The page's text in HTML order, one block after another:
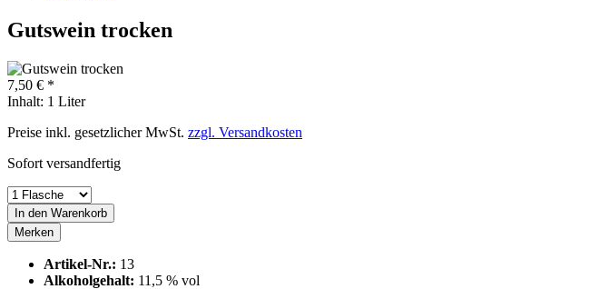
Gutswein trocken
7,50 € *
Inhalt: 1 Liter
Preise inkl. gesetzlicher MwSt. zzgl. Versandkosten
Sofort versandfertig
In den Warenkorb
Merken
Artikel-Nr.: 13
Alkoholgehalt: 11,5 % vol